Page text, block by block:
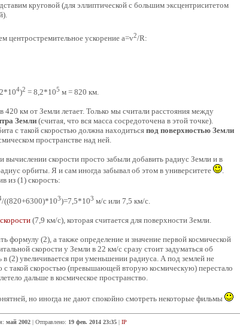
круговой (для эллиптической с большим эксцентриситетом
центростремительное ускорение a=v2/R:
4)2 = 8,2*105 м = 820 км.
км от Земли летает. Только мы считали расстояния между
Земли (считая, что вся масса сосредоточена в этой точке).
с такой скоростью должна находитьсяпод поверхностью Земли
пространстве над ней.
скорости просто забыли добавить радиус Земли и в
орбиты. Я и сам иногда забывал об этом в университете
из (1) скорость:
/((820+6300)*103)=7,5*103 м/с или 7,5 км/с.
(7,9 км/с), которая считается для поверхности Земли.
формулу (2), а также определение и значение первой космической
скорости у Земли в 22 км/с сразу стоит задуматься об
(2) увеличивается при уменьшении радиуса. А под землей не
с такой скоростью (превышающей вторую космическую) перестало
дальше в космическое пространство.
но иногда не дают спокойно смотреть некоторые фильмы
май 2002 | Отправлено: 19 фев. 2014 23:35 | IP